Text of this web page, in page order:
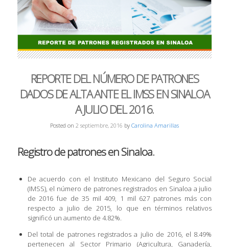
REPORTE DEL NÚMERO DE PATRONES
DADOS DE ALTA ANTE EL IMSS EN SINALOA
A JULIO DEL 2016.
Posted on 2 septiembre, 2016 by Carolina Amarillas
Registro de patrones en Sinaloa.
De acuerdo con el Instituto Mexicano del Seguro Social
(IMSS), el número de patrones registrados en Sinaloa a julio
de 2016 fue de 35 mil 409, 1 mil 627 patrones más con
respecto a julio de 2015, lo que en términos relativos
significó un aumento de 4.82%.
Del total de patrones registrados a julio de 2016, el 8.49%
pertenecen al Sector Primario (Agricultura, Ganadería,